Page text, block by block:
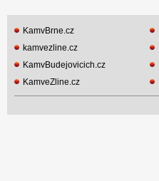
KamvBrne.cz
kamvezline.cz
KamvBudejovicich.cz
KamveZline.cz